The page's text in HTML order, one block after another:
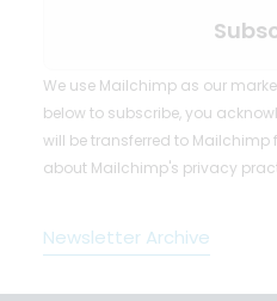
We use Mailchimp as our
below to subscribe, you
will be transferred to Mailchimp
about Mailchimp's privacy
Newsletter Archive